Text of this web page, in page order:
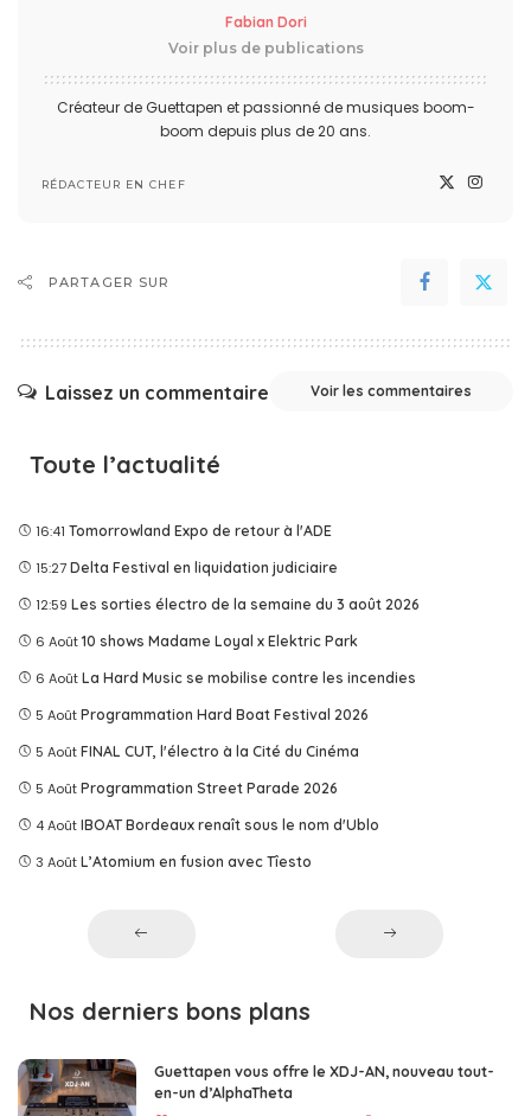
Fabian Dori
Voir plus de publications
Créateur de Guettapen et passionné de musiques boom-
boom depuis plus de 20 ans.
RÉDACTEUR EN CHEF
PARTAGER SUR
Laissez un commentaire Voir les commentaires
Toute l’actualité
16:41 Tomorrowland Expo de retour à l'ADE
15:27 Delta Festival en liquidation judiciaire
12:59 Les sorties électro de la semaine du 3 août 2026
6 Août 10 shows Madame Loyal x Elektric Park
6 Août La Hard Music se mobilise contre les incendies
5 Août Programmation Hard Boat Festival 2026
5 Août FINAL CUT, l'électro à la Cité du Cinéma
5 Août Programmation Street Parade 2026
4 Août IBOAT Bordeaux renaît sous le nom d'Ublo
3 Août L’Atomium en fusion avec Tîesto
Nos derniers bons plans
Guettapen vous offre le XDJ-AN, nouveau tout-
en-un d’AlphaTheta